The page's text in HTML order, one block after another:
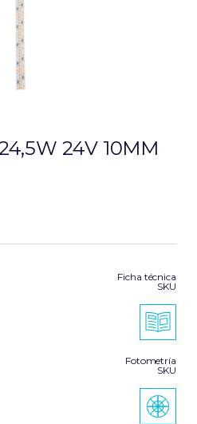
24V 10MM
Ficha técnica
SKU
Fotometría
SKU